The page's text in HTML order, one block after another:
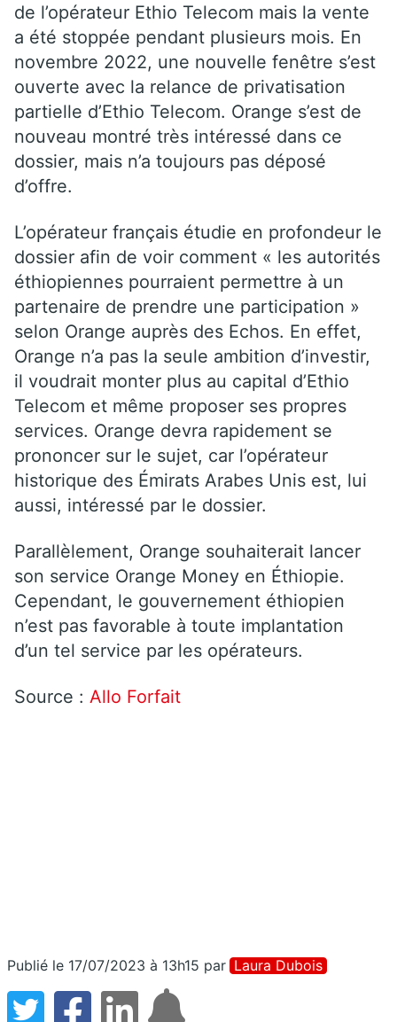
de l’opérateur Ethio Telecom mais la vente
a été stoppée pendant plusieurs mois. En
novembre 2022, une nouvelle fenêtre s’est
ouverte avec la relance de privatisation
partielle d’Ethio Telecom. Orange s’est de
nouveau montré très intéressé dans ce
dossier, mais n’a toujours pas déposé
d’offre.
L’opérateur français étudie en profondeur le
dossier afin de voir comment « les autorités
éthiopiennes pourraient permettre à un
partenaire de prendre une participation »
selon Orange auprès des Echos. En effet,
Orange n’a pas la seule ambition d’investir,
il voudrait monter plus au capital d’Ethio
Telecom et même proposer ses propres
services. Orange devra rapidement se
prononcer sur le sujet, car l’opérateur
historique des Émirats Arabes Unis est, lui
aussi, intéressé par le dossier.
Parallèlement, Orange souhaiterait lancer
son service Orange Money en Éthiopie.
Cependant, le gouvernement éthiopien
n’est pas favorable à toute implantation
d’un tel service par les opérateurs.
Source : Allo Forfait
Publié le 17/07/2023 à 13h15 par Laura Dubois